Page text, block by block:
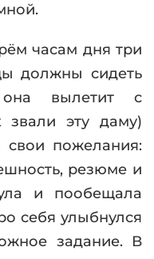
часам дня три
должны сидеть
вылетит с
эту даму)
свои пожелания:
резюме и
и пообещала
себя улыбнулся
задание. В